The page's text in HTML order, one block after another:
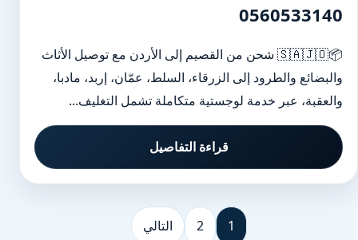
0560533140
📦🇸🇦🇯🇴 شحن من القصيم إلى الأردن مع توصيل الأثاث
والبضائع والطرود إلى الزرقاء، السلط، عمّان، إربد، مادبا،
والعقبة، عبر خدمة لوجستية متكاملة تشمل التغليف...
قراءة التفاصيل
1
2 التالي